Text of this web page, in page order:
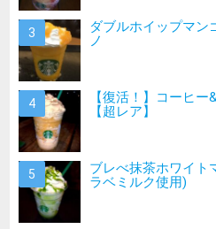
ダブルホイップマン
ノ
【復活！】コーヒ
【超レア】
ブレべ抹茶ホワイト
ラベミルク使用)